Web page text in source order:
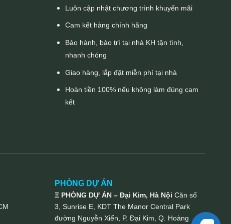
Luôn cập nhật chương trình khuyến mãi
Cam kết hàng chính hãng
Bảo hành, bảo trì tại nhà KH tận tình,
nhanh chóng
Giao hàng, lắp đặt miễn phí tại nhà
Hoàn tiền 100% nếu không làm đúng cam
kết
PHÒNG DỰ ÁN
Ξ PHÒNG DỰ ÁN – Đại Kim, Hà Nội Căn số
3, Sunrise E, KDT The Manor Central Park
đường Nguyễn Xiển, P. Đại Kim, Q. Hoàng